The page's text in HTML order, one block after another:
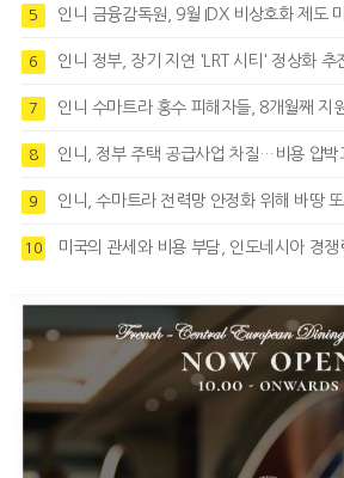
5 인니 금융감독원, 9월 IDX 비상호화 제도 마
6 인니 정부, 장기 지연 'LRT 시티' 정상화 추진
7 인니 수마트라 홍수 피해자들, 8개월째 지원금
8 인니, 정부 주택 공급사업 차질…비용 압박
9 인니, 수마트라 전력망 안정화 위해 바땅
10 미국의 관세와 비용 부담, 인도네시아 경쟁